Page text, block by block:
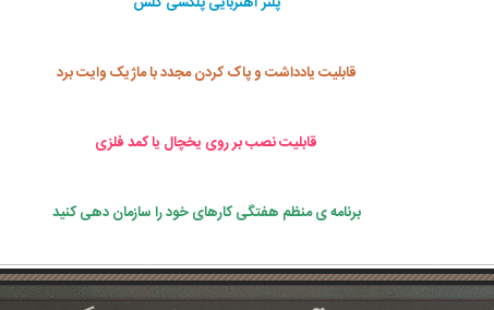
قابلیت یادداشت و پاک کردن مجدد با ماژیک وایت برد
قابلیت نصب بر روی یخچال یا کمد فلزی
برنامه ی منظم هفتگی کارهای خود را سازمان دهی کنید